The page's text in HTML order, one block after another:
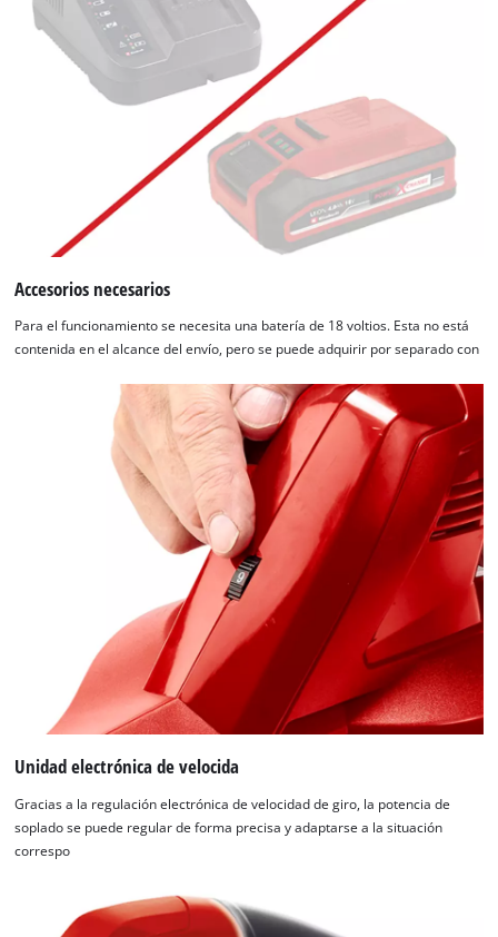
Accesorios necesarios
Para el funcionamiento se necesita una batería de 18 voltios. Esta no está
contenida en el alcance del envío, pero se puede adquirir por separado con
Unidad electrónica de velocida
Gracias a la regulación electrónica de velocidad de giro, la potencia de
soplado se puede regular de forma precisa y adaptarse a la situación
correspo